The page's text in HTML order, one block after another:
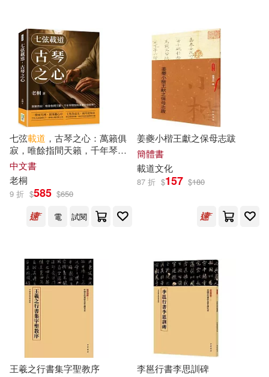
侯壽峰(1)
楊海文(1)
羅仕鑒，王瑤，鄒文茵(1)
蔡佩珊(莎莎)(1)
郭豐秋(1)
出版社 (可複選)
中華書局(23) 崧燁文化(8)
出色文化(2) 複刻文化(2)
上海教育出版社(1)
中國社會科學出版社(1)
中國紡織出版社(1)
凱特文化(1)
台中市立大墩文化中心(1)
東南大學出版社(1)
浙江大學出版社(1)
展開
配送方式 (可複選)
可海外宅配(36)
可港澳店取(28)
可新加坡店取(27)
七弦載道 ，古琴之心：萬籟俱
寂，唯餘指間天籟，千年琴聲
如何承載中華精神?
中文書
老桐
9 折 $585 $650
電
試閱
姜夔小楷王獻之保母志跋
簡體書
載道文化
87 折 $157 $180
王羲之行書集字聖教序
李邕行書李思訓碑